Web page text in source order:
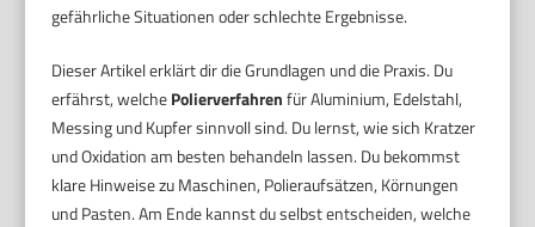
gefährliche Situationen oder schlechte Ergebnisse.
Dieser Artikel erklärt dir die Grundlagen und die Praxis. Du
erfährst, welchePolierverfahrenfür Aluminium, Edelstahl,
Messing und Kupfer sinnvoll sind. Du lernst, wie sich Kratzer
und Oxidation am besten behandeln lassen. Du bekommst
klare Hinweise zu Maschinen, Polieraufsätzen, Körnungen
und Pasten. Am Ende kannst du selbst entscheiden, welche